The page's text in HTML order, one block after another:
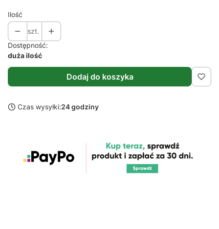
Ilość
szt.
Dostępność:
duża ilość
Dodaj do koszyka
Czas wysyłki:24 godziny